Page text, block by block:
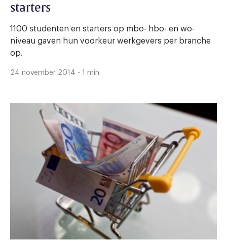
starters
1100 studenten en starters op mbo- hbo- en wo-
niveau gaven hun voorkeur werkgevers per branche
op.
24 november 2014 - 1 min.